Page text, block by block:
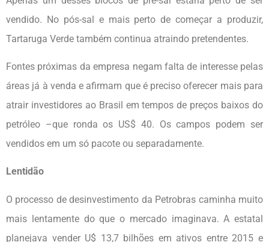
vendido. No pós-sal e mais perto de começar a produzir,
Tartaruga Verde também continua atraindo pretendentes.
Fontes próximas da empresa negam falta de interesse pelas
áreas já à venda e afirmam que é preciso oferecer mais para
atrair investidores ao Brasil em tempos de preços baixos do
petróleo –que ronda os US$ 40. Os campos podem ser
vendidos em um só pacote ou separadamente.
Lentidão
O processo de desinvestimento da Petrobras caminha muito
mais lentamente do que o mercado imaginava. A estatal
planejava vender U$ 13,7 bilhões em ativos entre 2015 e